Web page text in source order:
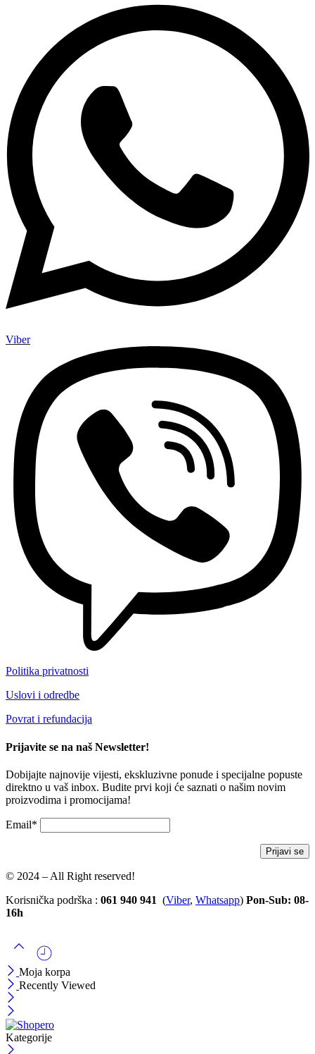
Viber
Politika privatnosti
Uslovi i odredbe
Povrat i refundacija
Prijavite se na naš Newsletter!
Dobijajte najnovije vijesti, ekskluzivne ponude i specijalne popuste
direktno u vaš inbox. Budite prvi koji će saznati o našim novim
proizvodima i promocijama!
Email*
© 2024 – All Right reserved!
Korisnička podrška : 061 940 941 (Viber, Whatsapp) Pon-Sub: 08-
16h
Moja korpa
Recently Viewed
Kategorije